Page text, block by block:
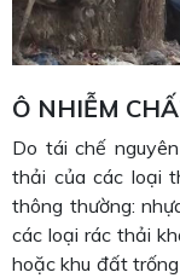
Ô NHIỄM
Do tái chế
thải của các loại
thông thường:
các loại rác thải
hoặc khu đất